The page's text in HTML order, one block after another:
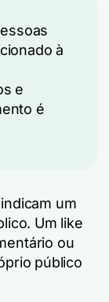
à
e
é
um
Um like
ou
público